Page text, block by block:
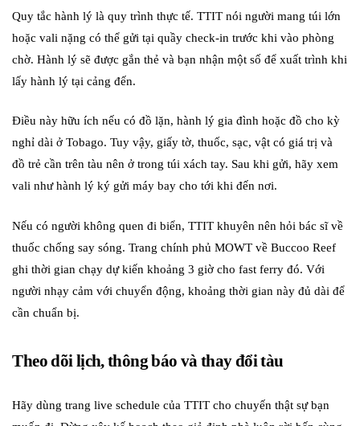
Quy tắc hành lý là quy trình thực tế. TTIT nói người mang túi lớn
hoặc vali nặng có thể gửi tại quầy check-in trước khi vào phòng
chờ. Hành lý sẽ được gắn thẻ và bạn nhận một số để xuất trình khi
lấy hành lý tại cảng đến.
Điều này hữu ích nếu có đồ lặn, hành lý gia đình hoặc đồ cho kỳ
nghỉ dài ở Tobago. Tuy vậy, giấy tờ, thuốc, sạc, vật có giá trị và
đồ trẻ cần trên tàu nên ở trong túi xách tay. Sau khi gửi, hãy xem
vali như hành lý ký gửi máy bay cho tới khi đến nơi.
Nếu có người không quen đi biển, TTIT khuyên nên hỏi bác sĩ về
thuốc chống say sóng. Trang chính phủ MOWT về Buccoo Reef
ghi thời gian chạy dự kiến khoảng 3 giờ cho fast ferry đó. Với
người nhạy cảm với chuyển động, khoảng thời gian này đủ dài để
cần chuẩn bị.
Theo dõi lịch, thông báo và thay đổi tàu
Hãy dùng trang live schedule của TTIT cho chuyến thật sự bạn